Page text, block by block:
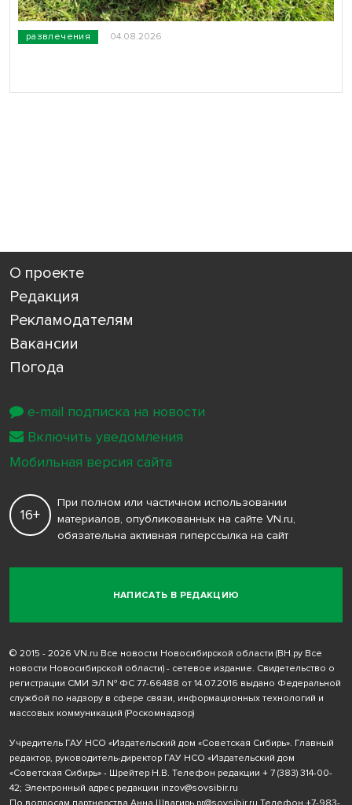
развлечения 04.08.2026
О проекте
Редакция
Рекламодателям
Вакансии
Погода
НАПИСАТЬ В РЕДАКЦИЮ
16+
При полном или частичном использовании
материалов, опубликованных на сайте VN.ru,
обязательна активная гиперссылка на сайт
© 2015 - 2026 VN.ru Все новости Новосибирской области (ВН.ру Все
новости Новосибирской области) - сетевое издание. Свидетельство о
регистрации СМИ ЭЛ № ФС 77-66488 от 14.07.2016 выдано Федеральной
службой по надзору в сфере связи, информационных технологий и
массовых коммуникаций (Роскомнадзор)
Учредитель ГАУ НСО «Издательский дом «Советская Сибирь». Главный
редактор, руководитель-директор ГАУ НСО «Издательский дом
«Советская Сибирь» - Шрейтер Н.В. Телефон редакции + 7 (383) 314-00-
42; Электронный адрес редакции inzov@sovsibir.ru
e-mail подписка на новости
Включить уведомления
Мобильная версия сайта